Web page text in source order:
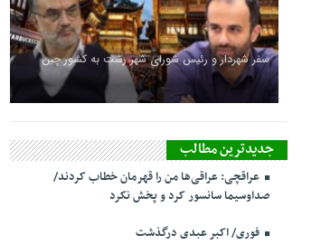
سفر شهردار و رئیس شورای شهر رشت به کشور چین
جدیدترین مطالب
عراقچی: عراقی‌ها من را قهرمان خطاب کردند/
صداوسیما سانسور کرد و پخش نکرد
فوری/ اکبر عبدی درگذشت